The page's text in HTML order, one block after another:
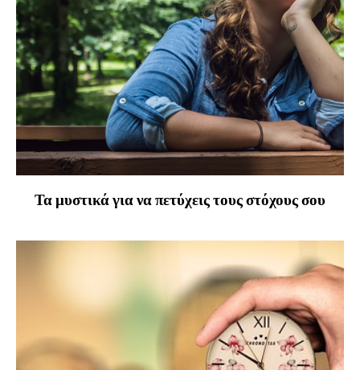
Τα μυστικά για να πετύχεις τους στόχους σου